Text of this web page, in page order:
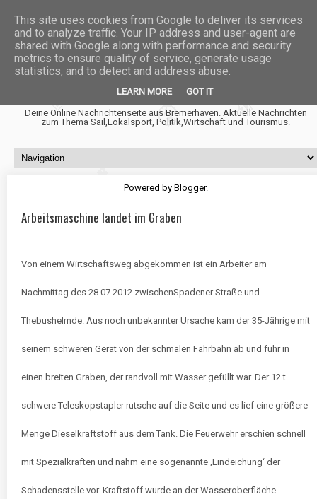
Fischtown News
Deine Online Nachrichtenseite aus Bremerhaven. Aktuelle Nachrichten
zum Thema Sail,Lokalsport, Politik,Wirtschaft und Tourismus.
Powered by Blogger.
Arbeitsmaschine landet im Graben
Von einem Wirtschaftsweg abgekommen ist ein Arbeiter am
Nachmittag des 28.07.2012 zwischenSpadener Straße und
Thebushelmde. Aus noch unbekannter Ursache kam der 35-Jährige mit
seinem schweren Gerät von der schmalen Fahrbahn ab und fuhr in
einen breiten Graben, der randvoll mit Wasser gefüllt war. Der 12 t
schwere Teleskopstapler rutsche auf die Seite und es lief eine größere
Menge Dieselkraftstoff aus dem Tank. Die Feuerwehr erschien schnell
mit Spezialkräften und nahm eine sogenannte ‚Eindeichung‘ der
Schadensstelle vor. Kraftstoff wurde an der Wasseroberfläche
This site uses cookies from Google to deliver its services
and to analyze traffic. Your IP address and user-agent are
shared with Google along with performance and security
metrics to ensure quality of service, generate usage
statistics, and to detect and address abuse.
LEARN MORE GOT IT